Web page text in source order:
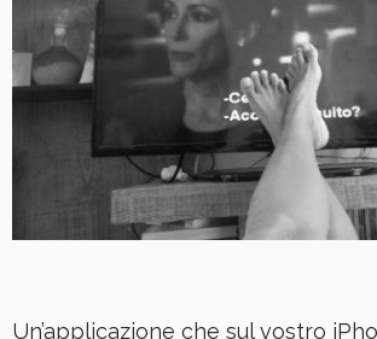
Un’applicazione che sul vostro